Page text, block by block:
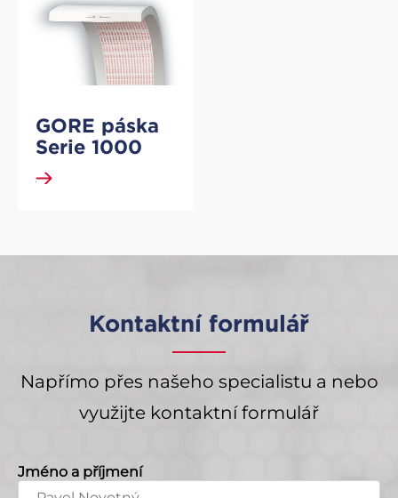
GORE páska
Serie 1000
Kontaktní formulář
Napřímo přes našeho specialistu a nebo
využijte kontaktní formulář
Jméno a příjmení